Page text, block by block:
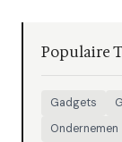
Populaire
Gadgets
Ondernemen